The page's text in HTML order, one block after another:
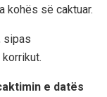
kohës së caktuar.
sipas
e datës